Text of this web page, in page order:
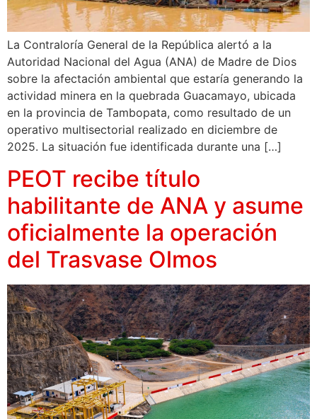
La Contraloría General de la República alertó a la
Autoridad Nacional del Agua (ANA) de Madre de Dios
sobre la afectación ambiental que estaría generando la
actividad minera en la quebrada Guacamayo, ubicada
en la provincia de Tambopata, como resultado de un
operativo multisectorial realizado en diciembre de
2025. La situación fue identificada durante una […]
PEOT recibe título
habilitante de ANA y asume
oficialmente la operación
del Trasvase Olmos